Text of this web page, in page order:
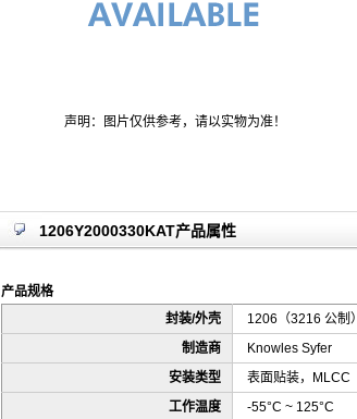
声明：图片仅供参考，请以实物为准！
1206Y2000330KAT产品属性
产品规格
封装/外壳
1206（3216 公制）
制造商
Knowles Syfer
安装类型
表面贴装，MLCC
工作温度
-55°C ~ 125°C